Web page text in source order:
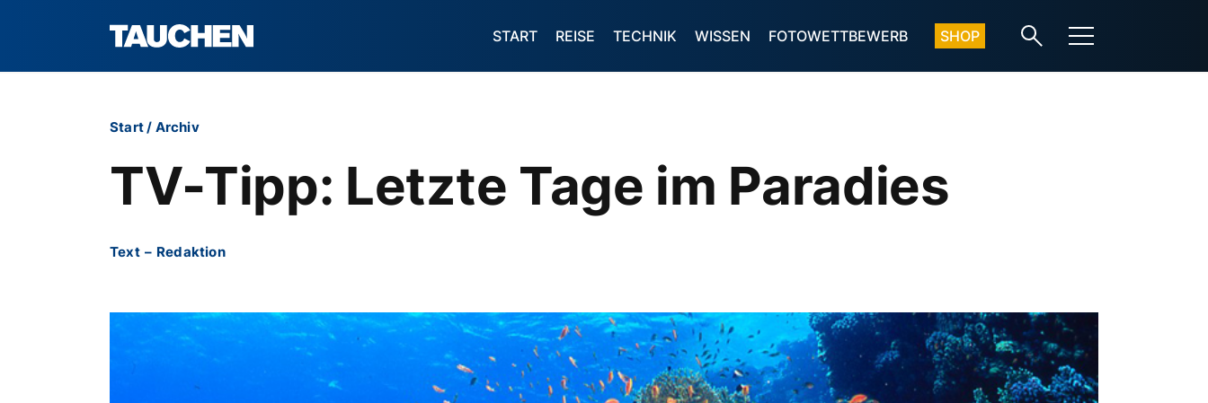
START REISE TECHNIK WISSEN FOTOWETTBEWERB SHOP
Start/ Archiv
TV-Tipp: Letzte Tage im Paradies
Text – Redaktion